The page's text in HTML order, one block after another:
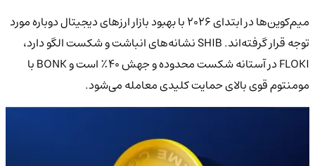
میم‌کوین‌ها در ابتدای ۲۰۲۶ با بهبود بازار ارزهای دیجیتال دوباره مورد
توجه قرار گرفته‌اند. SHIB نشانه‌های انباشت و شکست الگو دارد،
FLOKI در آستانه شکست محدوده و جهش ۴۰٪ است و BONK با
مومنتوم قوی بالای حمایت کلیدی معامله می‌شود.